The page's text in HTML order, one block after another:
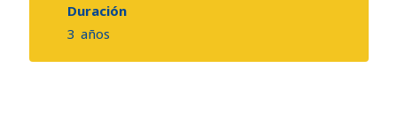
Duración
3 años